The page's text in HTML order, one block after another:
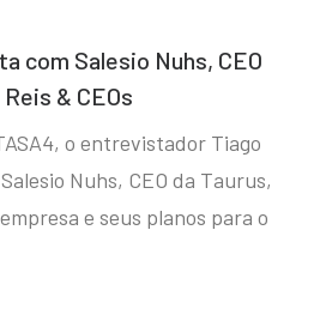
com Salesio Nuhs, CEO
& CEOs
o entrevistador Tiago
Nuhs, CEO da Taurus,
e seus planos para o